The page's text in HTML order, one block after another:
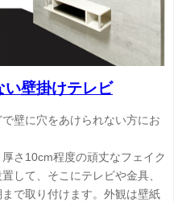
い壁掛けテレビ
壁に穴をあけられない方にお
さ10cm程度の頑丈なフェイク
して、そこにテレビや金具、
で取り付けます。外観は壁紙